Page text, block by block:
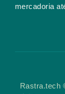
mercadoria
Rastra.tech